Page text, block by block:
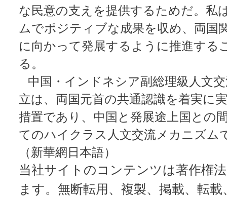
な民意の支えを提供するためだ。私
ムでポジティブな成果を収め、両国
に向かって発展するように推進する
る。
中国・インドネシア副総理級人文
立は、両国元首の共通認識を着実に
措置であり、中国と発展途上国との
てのハイクラス人文交流メカニズム
（新華網日本語）
当社サイトのコンテンツは著作権
ます。無断転用、複製、掲載、転